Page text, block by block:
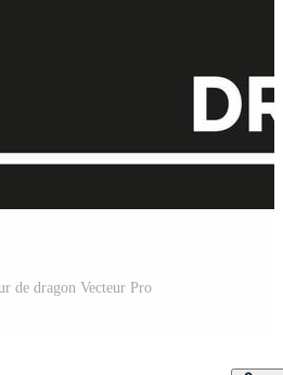
de dragon Vecteur Pro